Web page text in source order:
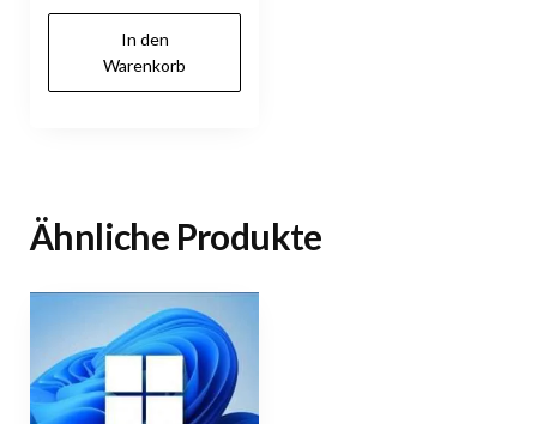
In den
Warenkorb
Ähnliche Produkte